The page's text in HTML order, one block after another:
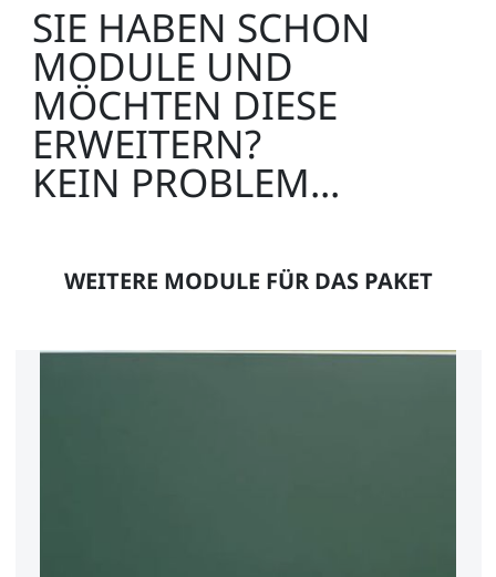
SIE HABEN SCHON
MODULE UND
MÖCHTEN DIESE
ERWEITERN?
KEIN PROBLEM...
WEITERE MODULE FÜR DAS PAKET